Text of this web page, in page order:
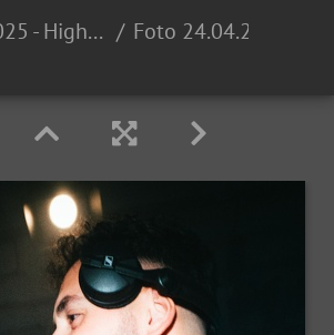
24.04.2025 - High School Invasion 0711 Opening @ Proton